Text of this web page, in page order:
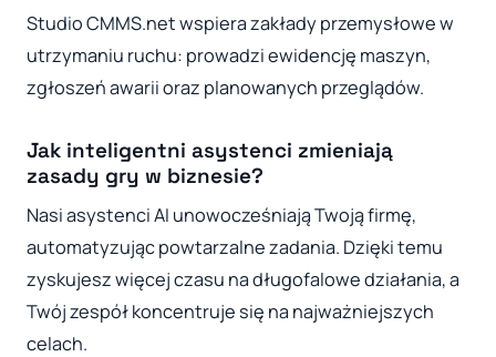
Studio CMMS.net wspiera zakłady przemysłowe w
utrzymaniu ruchu: prowadzi ewidencję maszyn,
zgłoszeń awarii oraz planowanych przeglądów.
Jak inteligentni asystenci zmieniają
zasady gry w biznesie?
Nasi asystenci AI unowocześniają Twoją firmę,
automatyzując powtarzalne zadania. Dzięki temu
zyskujesz więcej czasu na długofalowe działania, a
Twój zespół koncentruje się na najważniejszych
celach.